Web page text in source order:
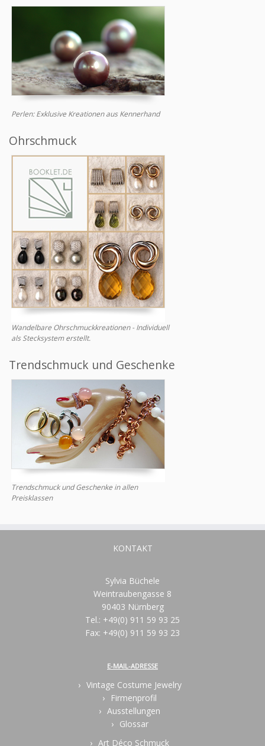
Perlen: Exklusive Kreationen aus Kennerhand
Ohrschmuck
Wandelbare Ohrschmuckkreationen - Individuell
als Stecksystem erstellt.
Trendschmuck und Geschenke
Trendschmuck und Geschenke in allen
Preisklassen
KONTAKT
Sylvia Büchele
Weintraubengasse 8
90403 Nürnberg
Tel.: +49(0) 911 59 93 25
Fax: +49(0) 911 59 93 23
E-MAIL-ADRESSE
Vintage Costume Jewelry
Firmenprofil
Ausstellungen
Glossar
Art Déco Schmuck